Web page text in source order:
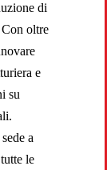
di
oltre
e
su
a
le